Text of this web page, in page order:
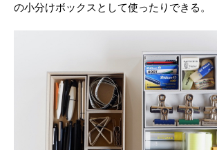
の小分けボックスとして使ったりできる。